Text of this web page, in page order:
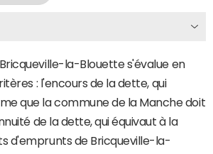
la-Blouette s'évalue en
: l'encours de la dette, qui
que la commune de la Manche doit
de la dette, qui équivaut à la
d'emprunts de Bricqueville-la-